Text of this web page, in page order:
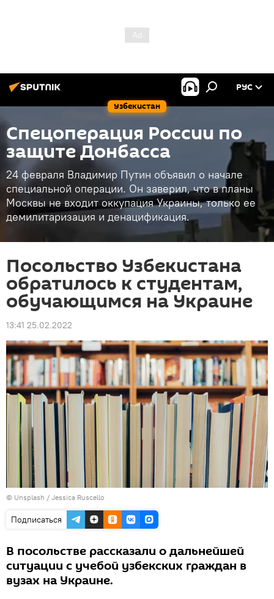
Узбекистан
РУС
Спецоперация России по
защите Донбасса
24 февраля Владимир Путин объявил о начале
специальной операции. Он заверил, что в планы
Москвы не входит оккупация Украины, только ее
демилитаризация и денацификация.
Посольство Узбекистана
обратилось к студентам,
обучающимся на Украине
13:41 25.02.2022
© Unsplash / Jessica Ruscello
Подписаться
В посольстве рассказали о дальнейшей
ситуации с учебой узбекских граждан в
вузах на Украине.